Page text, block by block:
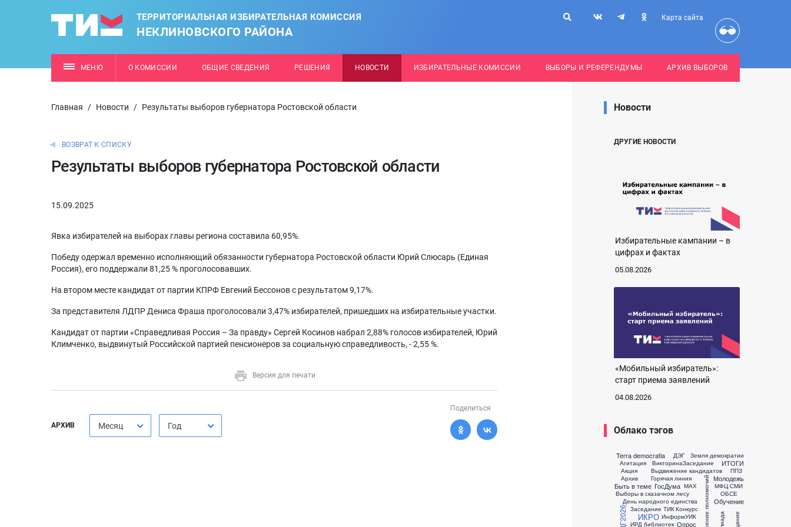
ТЕРРИТОРИАЛЬНАЯ ИЗБИРАТЕЛЬНАЯ КОМИССИЯ
НЕКЛИНОВСКОГО РАЙОНА
Карта сайта
МЕНЮ О КОМИССИИ ОБЩИЕ СВЕДЕНИЯ РЕШЕНИЯ НОВОСТИ ИЗБИРАТЕЛЬНЫЕ КОМИССИИ ВЫБОРЫ И РЕФЕРЕНДУМЫ АРХИВ ВЫБОРОВ
Главная / Новости / Результаты выборов губернатора Ростовской области
ВОЗВРАТ К СПИСКУ
Результаты выборов губернатора Ростовской области
15.09.2025
Явка избирателей на выборах главы региона составила 60,95%.
Победу одержал временно исполняющий обязанности губернатора Ростовской области Юрий Слюсарь (Единая
Россия), его поддержали 81,25 % проголосовавших.
На втором месте кандидат от партии КПРФ Евгений Бессонов с результатом 9,17%.
За представителя ЛДПР Дениса Фраша проголосовали 3,47% избирателей, пришедших на избирательные участки.
Кандидат от партии «Справедливая Россия – За правду» Сергей Косинов набрал 2,88% голосов избирателей, Юрий
Климченко, выдвинутый Российской партией пенсионеров за социальную справедливость, - 2,55 %.
Версия для печати
АРХИВ Месяц Год
Поделиться
Новости
ДРУГИЕ НОВОСТИ
Избирательные кампании – в
цифрах и фактах
05.08.2026
«Мобильный избиратель»:
старт приема заявлений
04.08.2026
Облако тэгов
Terra democratia
Агитация
Акция
Архив
Быть в теме
Викторина
Выборы в сказачном лесу
Выдвижение кандидатов
Горячая линия
ГосДума
ДЭГ
День народного единства
ЕДГ2026
Заседание
Заседание ТИК
Земля демократии
ИКРО
ИРД библиотек
ИТОГИ
ИнформУИК
Конкурс
МАХ МФЦ
Молодежь
ОБСЕ
Обучение
Опрос
ППЗ
СМИ